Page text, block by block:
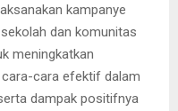
kampanye
dan komunitas
meningkatkan
cara efektif dalam
dampak positifnya